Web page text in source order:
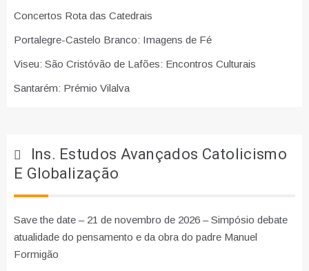
Concertos Rota das Catedrais
Portalegre-Castelo Branco: Imagens de Fé
Viseu: São Cristóvão de Lafões: Encontros Culturais
Santarém: Prémio Vilalva
Ins. Estudos Avançados Catolicismo
E Globalização
Save the date – 21 de novembro de 2026 – Simpósio debate
atualidade do pensamento e da obra do padre Manuel
Formigão